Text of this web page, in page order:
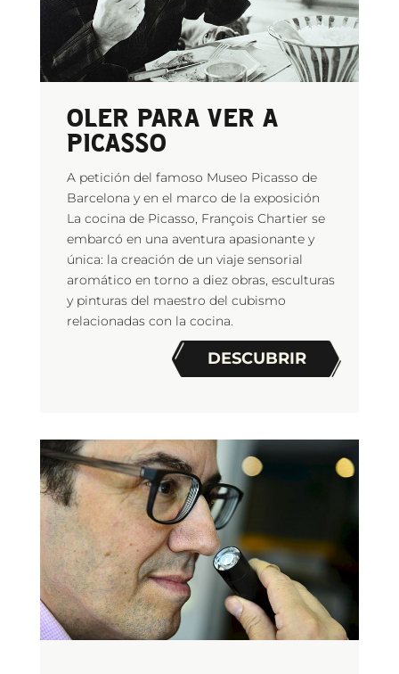
OLER PARA VER A
PICASSO
A petición del famoso Museo Picasso de
Barcelona y en el marco de la exposición
La cocina de Picasso, François Chartier se
embarcó en una aventura apasionante y
única: la creación de un viaje sensorial
aromático en torno a diez obras, esculturas
y pinturas del maestro del cubismo
relacionadas con la cocina.
DESCUBRIR